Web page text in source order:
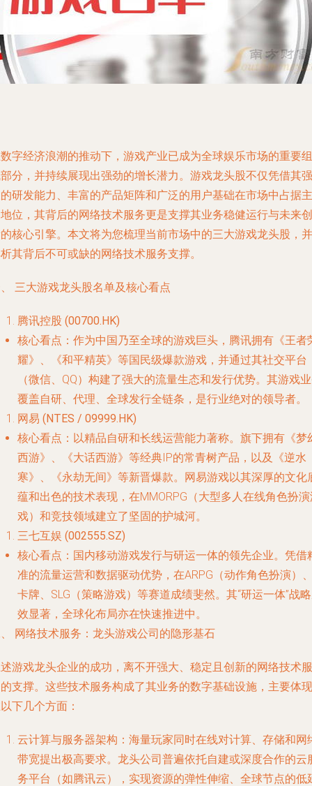
字经济浪潮的推动下，游戏产业已成为全球娱乐市场的重要组
分，并持续展现出强劲的增长潜力。游戏龙头股不仅凭借其强
研发能力、丰富的产品矩阵和广泛的用户基础在市场中占据主
位，其背后的网络技术服务更是支撑其业务稳健运行与未来创
核心引擎。本文将为您梳理当前市场中的三大游戏龙头股，并
其背后不可或缺的网络技术服务支撑。
三大游戏龙头股名单及核心看点
腾讯控股 (00700.HK)
核心看点 ：作为中国乃至全球的游戏巨头，腾讯拥有《王者
耀》、《和平精英》等国民级爆款游戏，并通过其社交平台
（微信、QQ）构建了强大的流量生态和发行优势。其游戏
覆盖自研、代理、全球发行全链条，是行业绝对的领导者。
网易 (NTES / 09999.HK)
核心看点 ：以精品自研和长线运营能力著称。旗下拥有《梦
西游》、《大话西游》等经典IP的常青树产品，以及《逆水
寒》、《永劫无间》等新晋爆款。网易游戏以其深厚的文化
蕴和出色的技术表现，在MMORPG（大型多人在线角色扮
戏）和竞技领域建立了坚固的护城河。
三七互娱 (002555.SZ)
核心看点 ：国内移动游戏发行与研运一体的领先企业。凭借
准的流量运营和数据驱动优势，在ARPG（动作角色扮演）
卡牌、SLG（策略游戏）等赛道成绩斐然。其“研运一体”战
效显著，全球化布局亦在快速推进中。
网络技术服务：龙头游戏公司的隐形基石
游戏龙头企业的成功，离不开强大、稳定且创新的网络技术服
支撑。这些技术服务构成了其业务的数字基础设施，主要体现
下几个方面：
云计算与服务器架构 ：海量玩家同时在线对计算、存储和网
带宽提出极高要求。龙头公司普遍依托自建或深度合作的云
务平台（如腾讯云），实现资源的弹性伸缩、全球节点的低